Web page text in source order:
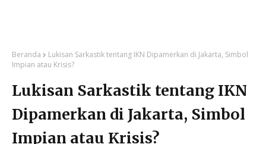
Beranda
Lukisan Sarkastik tentang IKN Dipamerkan di Jakarta, Simbol
Impian atau Krisis?
Lukisan Sarkastik tentang IKN
Dipamerkan di Jakarta, Simbol
Impian atau Krisis?